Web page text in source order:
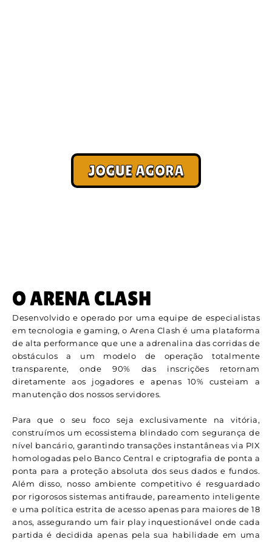
JOGUE AGORA
O ARENA CLASH
Desenvolvido e operado por uma equipe de especialistas
em tecnologia e gaming, o Arena Clash é uma plataforma
de alta performance que une a adrenalina das corridas de
obstáculos a um modelo de operação totalmente
transparente, onde 90% das inscrições retornam
diretamente aos jogadores e apenas 10% custeiam a
manutenção dos nossos servidores.
Para que o seu foco seja exclusivamente na vitória,
construímos um ecossistema blindado com segurança de
nível bancário, garantindo transações instantâneas via PIX
homologadas pelo Banco Central e criptografia de ponta a
ponta para a proteção absoluta dos seus dados e fundos.
Além disso, nosso ambiente competitivo é resguardado
por rigorosos sistemas antifraude, pareamento inteligente
e uma política estrita de acesso apenas para maiores de 18
anos, assegurando um fair play inquestionável onde cada
partida é decidida apenas pela sua habilidade em uma